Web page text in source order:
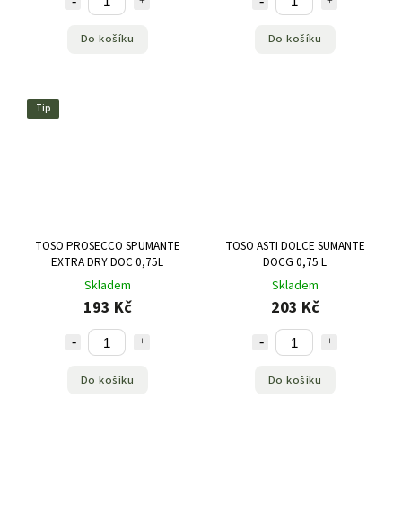
Do košíku Do košíku
Tip
TOSO PROSECCO SPUMANTE
EXTRA DRY DOC 0,75L
Skladem
193 Kč
Do košíku
TOSO ASTI DOLCE SUMANTE
DOCG 0,75 L
Skladem
203 Kč
Do košíku